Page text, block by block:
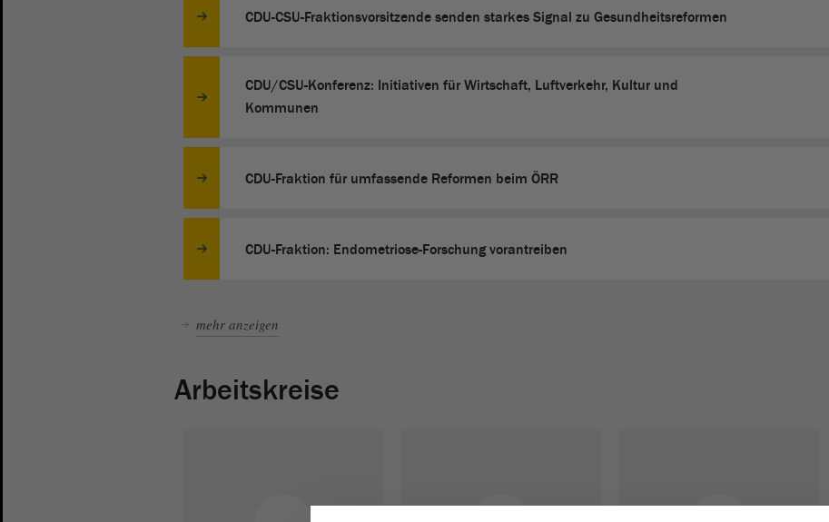
CDU-CSU-Fraktionsvorsitzende senden starkes Signal zu Gesundheitsreformen
CDU/CSU-Konferenz: Initiativen für Wirtschaft, Luftverkehr, Kultur und
Kommunen
CDU-Fraktion für umfassende Reformen beim ÖRR
CDU-Fraktion: Endometriose-Forschung vorantreiben
mehr anzeigen
Arbeitskreise